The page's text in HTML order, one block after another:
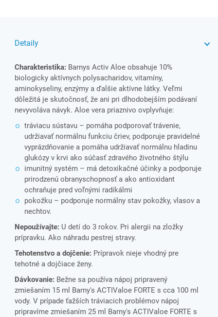
Detaily
Charakteristika: Barnys Activ Aloe obsahuje 10%
biologicky aktívnych polysacharidov, vitamíny,
aminokyseliny, enzýmy a ďalšie aktívne látky. Veľmi
dôležitá je skutočnosť, že ani pri dlhodobejším podávaní
nevyvoláva návyk. Aloe vera priaznivo ovplyvňuje:
tráviacu sústavu – pomáha podporovať trávenie,
udržiavať normálnu funkciu čriev, podporuje pravidelné
vyprázdňovanie a pomáha udržiavať normálnu hladinu
glukózy v krvi ako súčasť zdravého životného štýlu
imunitný systém – má detoxikačné účinky a podporuje
prirodzenú obranyschopnosť a ako antioxidant
ochraňuje pred voľnými radikálmi
pokožku – podporuje normálny stav pokožky, vlasov a
nechtov.
Nepoužívajte: U detí do 3 rokov. Pri alergii na zložky
prípravku. Ako náhradu pestrej stravy.
Tehotenstvo a dojčenie: Prípravok nieje vhodný pre
tehotné a dojčiace ženy.
Dávkovanie: Bežne sa používa nápoj pripravený
zmiešaním 15 ml Barny's ACTIValoe FORTE s cca 100 ml
vody. V prípade ťažších tráviacich problémov nápoj
pripravíme zmiešaním 25 ml Barny's ACTIValoe FORTE s